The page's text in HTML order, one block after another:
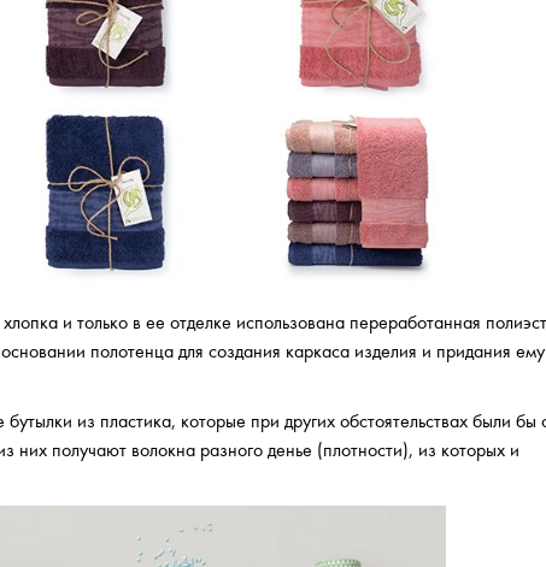
и только в ее отделке использована переработанная
полотенца для создания каркаса изделия и придания
из пластика, которые при других обстоятельствах были
получают волокна разного денье (плотности), из которых и